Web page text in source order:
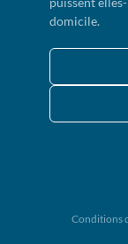
domicile.
Conditions